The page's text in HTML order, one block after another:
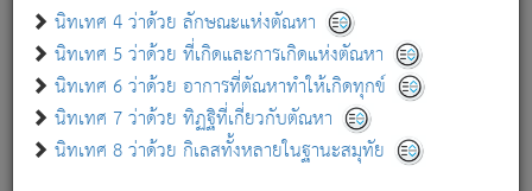
นิทเทศ 4 ว่าด้วย ลักษณะแห่งตัณหา
นิทเทศ 5 ว่าด้วย ที่เกิดและการเกิดแห่งตัณหา
นิทเทศ 6 ว่าด้วย อาการที่ตัณหาทำให้เกิดทุกข์
นิทเทศ 7 ว่าด้วย ทิฏฐิที่เกี่ยวกับตัณหา
นิทเทศ 8 ว่าด้วย กิเลสทั้งหลายในฐานะสมุทัย
อย่างนี้อยู่; เขาย่อมละภวตัณหาได้ และไม่เพลิดเพลินวิภวตัณหา
ด้วย.
ความดับเพราะความสำรอกไม่เหลือ (แห่งภพทั้งหลาย)
เพราะความสิ้นไปแห่งตัณหาโดยประการทั้งปวง นั้นคือ
นิพพาน.
ภพใหม่ย่อมไม่มีแก่ภิกษุนั้น ผู้ดับเย็นสนิทแล้ว เพราะไม่มี